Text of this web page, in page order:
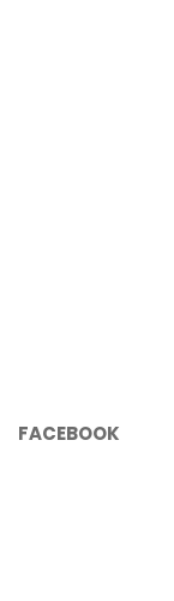
FACEBOOK